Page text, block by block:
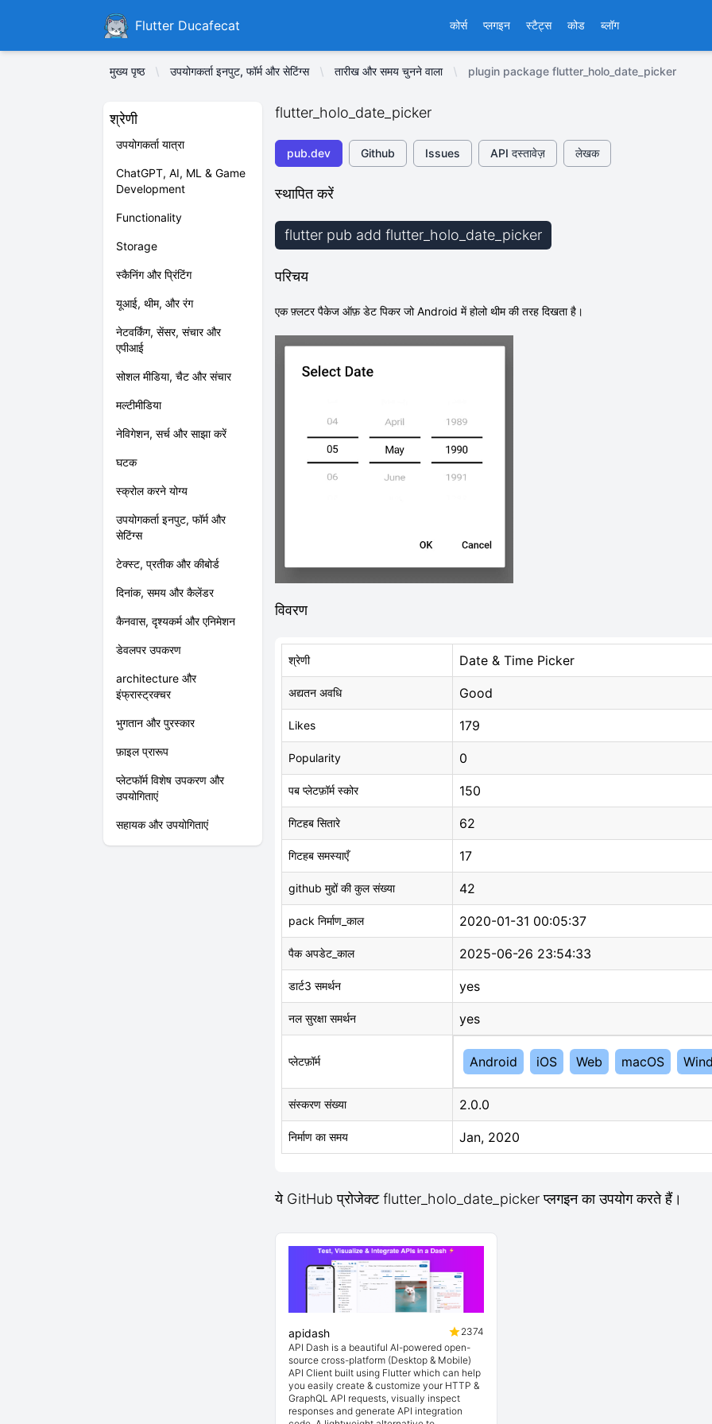
DucafecatFlutter Ducafecat कोर्स प्लगइन स्टैट्स कोड ब्लॉग
मुख्य पृष्ठ उपयोगकर्ता इनपुट, फॉर्म और सेटिंग्स तारीख और समय चुनने वाला plugin package flutter_holo_date_picker
श्रेणी
उपयोगकर्ता यात्रा
ChatGPT, AI, ML & Game
Development
Functionality
Storage
स्कैनिंग और प्रिंटिंग
यूआई, थीम, और रंग
नेटवर्किंग, सेंसर, संचार और
एपीआई
सोशल मीडिया, चैट और संचार
मल्टीमीडिया
नेविगेशन, सर्च और साझा करें
घटक
स्क्रोल करने योग्य
उपयोगकर्ता इनपुट, फॉर्म और
सेटिंग्स
टेक्स्ट, प्रतीक और कीबोर्ड
दिनांक, समय और कैलेंडर
कैनवास, दृश्यकर्म और एनिमेशन
डेवलपर उपकरण
architecture और
इंफ्रास्ट्रक्चर
भुगतान और पुरस्कार
फ़ाइल प्रारूप
प्लेटफॉर्म विशेष उपकरण और
उपयोगिताएं
सहायक और उपयोगिताएं
flutter_holo_date_picker
pub.dev Github Issues API दस्तावेज़ लेखक
स्थापित करें
flutter pub add flutter_holo_date_picker
परिचय
एक फ़्लटर पैकेज ऑफ़ डेट पिकर जो Android में होलो थीम की तरह दिखता है।
विवरण
श्रेणी Date & Time Picker
अद्यतन अवधि Good
Likes 179
Popularity 0
पब प्लेटफ़ॉर्म स्कोर 150
गिटहब सितारे 62
गिटहब समस्याएँ 17
github मुद्दों की कुल संख्या 42
pack निर्माण_काल 2020-01-31 00:05:37
पैक अपडेट_काल 2025-06-26 23:54:33
डार्ट3 समर्थन yes
नल सुरक्षा समर्थन yes
प्लेटफ़ॉर्म Android iOS Web macOS
संस्करण संख्या 2.0.0
निर्माण का समय Jan, 2020
ये GitHub प्रोजेक्ट flutter_holo_date_picker प्लगइन का उपयोग करते हैं।
apidash
2374
API Dash is a beautiful AI-powered open-
source cross-platform (Desktop & Mobile)
API Client built using Flutter which can help
you easily create & customize your HTTP &
GraphQL API requests, visually inspect
responses and generate API integration